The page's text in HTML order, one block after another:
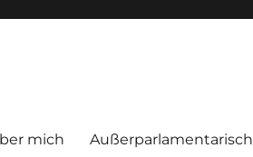
mich Außerparlamentarisch